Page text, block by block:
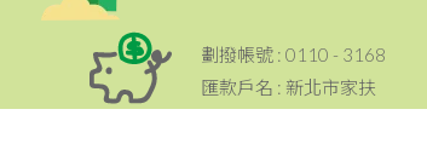
劃撥帳號 : 0110 - 3168
匯款戶名 : 新北市家扶